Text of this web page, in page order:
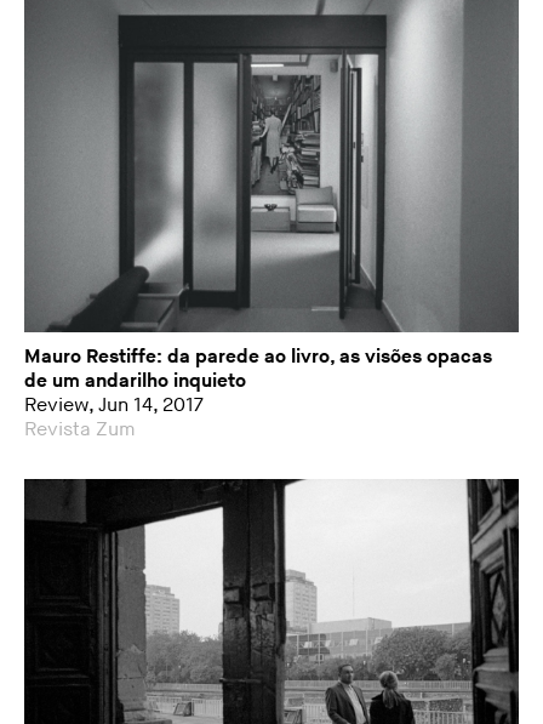
Mauro Restiffe: da parede ao livro, as visões opacas
de um andarilho inquieto
Review, Jun 14, 2017
Revista Zum